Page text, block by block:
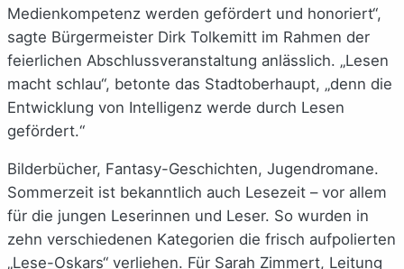
Medienkompetenz werden gefördert und honoriert“,
sagte Bürgermeister Dirk Tolkemitt im Rahmen der
feierlichen Abschlussveranstaltung anlässlich. „Lesen
macht schlau“, betonte das Stadtoberhaupt, „denn die
Entwicklung von Intelligenz werde durch Lesen
gefördert.“
Bilderbücher, Fantasy-Geschichten, Jugendromane.
Sommerzeit ist bekanntlich auch Lesezeit – vor allem
für die jungen Leserinnen und Leser. So wurden in
zehn verschiedenen Kategorien die frisch aufpolierten
„Lese-Oskars“ verliehen. Für Sarah Zimmert, Leitung